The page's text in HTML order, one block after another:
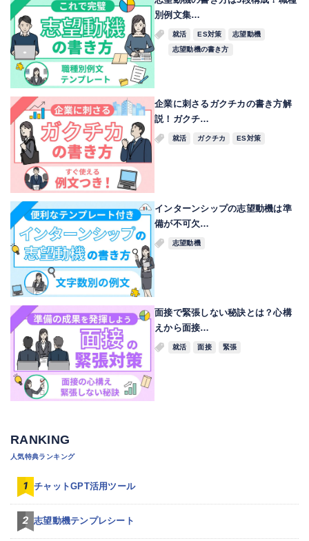
別例文集…
就活 ES対策
志望動機
志望動機の書き方
企業に刺さるガクチカの書き方解
説！ガクチ…
就活 ガクチカ ES対策
インターンシップの志望動機は準
備が不可欠…
志望動機
面接で緊張しない秘訣とは？心構
えから面接…
就活 面接 緊張
RANKING
人気特典ランキング
チャットGPT活用ツール
志望動機テンプレシート